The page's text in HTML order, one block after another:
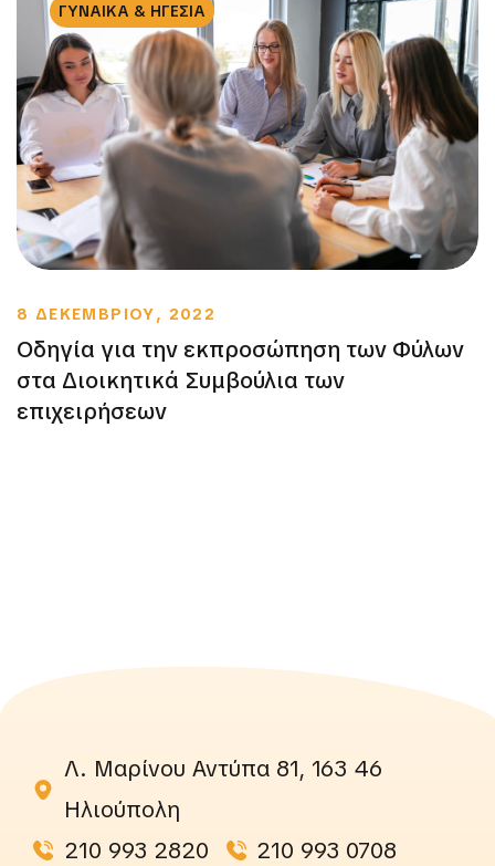
ΓΥΝΑΙΚΑ & ΗΓΕΣΙΑ
8 ΔΕΚΕΜΒΡΙΟΥ, 2022
Οδηγία για την εκπροσώπηση των Φύλων
στα Διοικητικά Συμβούλια των
επιχειρήσεων
Λ. Μαρίνου Αντύπα 81, 163 46
Ηλιούπολη
210 993 2820
210 993 0708